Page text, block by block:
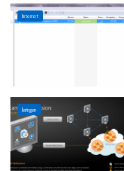
Internet
Jaringan